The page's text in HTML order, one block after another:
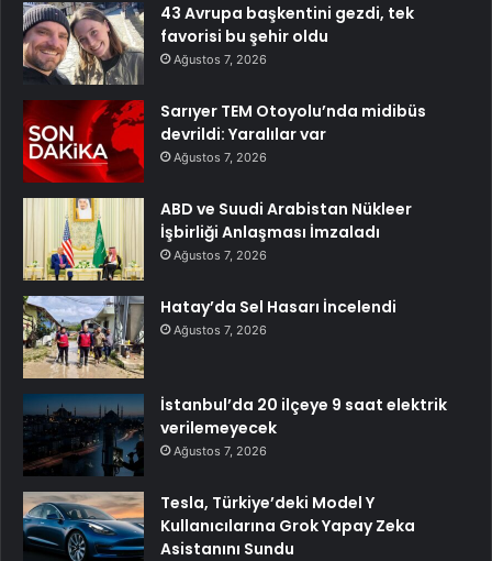
43 Avrupa başkentini gezdi, tek
favorisi bu şehir oldu
Ağustos 7, 2026
Sarıyer TEM Otoyolu’nda midibüs
devrildi: Yaralılar var
Ağustos 7, 2026
ABD ve Suudi Arabistan Nükleer
İşbirliği Anlaşması İmzaladı
Ağustos 7, 2026
Hatay’da Sel Hasarı İncelendi
Ağustos 7, 2026
İstanbul’da 20 ilçeye 9 saat elektrik
verilemeyecek
Ağustos 7, 2026
Tesla, Türkiye’deki Model Y
Kullanıcılarına Grok Yapay Zeka
Asistanını Sundu